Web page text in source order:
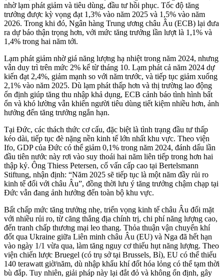
nhờ lạm phát giảm và tiêu dùng, đầu tư hồi phục. Tốc độ tăng
trưởng được kỳ vọng đạt 1,3% vào năm 2025 và 1,5% vào năm
2026. Trong khi đó, Ngân hàng Trung ương châu Âu (ECB) lại đưa
ra dự báo thận trọng hơn, với mức tăng trưởng lần lượt là 1,1% và
1,4% trong hai năm tới.
Lạm phát giảm nhờ giá năng lượng hạ nhiệt trong năm 2024, nhưng
vẫn duy trì trên mức 2% kể từ tháng 10. Lạm phát cả năm 2024 dự
kiến đạt 2,4%, giảm mạnh so với năm trước, và tiếp tục giảm xuống
2,1% vào năm 2025. Dù lạm phát thấp hơn và thị trường lao động
ổn định giúp tăng thu nhập khả dụng, ECB cảnh báo tình hình bất
ổn và khó lường vẫn khiến người tiêu dùng tiết kiệm nhiều hơn, ảnh
hưởng đến tăng trưởng ngắn hạn.
Tại Đức, các thách thức cơ cấu, đặc biệt là tình trạng đầu tư thấp
kéo dài, tiếp tục đè nặng nền kinh tế lớn nhất khu vực. Theo viện
Ifo, GDP của Đức có thể giảm 0,1% trong năm 2024, đánh dấu lần
đầu tiên nước này rơi vào suy thoái hai năm liên tiếp trong hơn hai
thập kỷ. Ông Thiess Petersen, cố vấn cấp cao tại Bertelsmann
Stiftung, nhận định: “Năm 2025 sẽ tiếp tục là một năm đầy rủi ro
kinh tế đối với châu Âu”, đồng thời lưu ý tăng trưởng chậm chạp tại
Đức vẫn đang ảnh hưởng đến toàn bộ khu vực.
Bất chấp mức tăng trưởng nhẹ, triển vọng kinh tế châu Âu đối mặt
với nhiều rủi ro, từ căng thẳng địa chính trị, chi phí năng lượng cao,
đến tranh chấp thương mại leo thang. Thỏa thuận vận chuyển khí
đốt qua Ukraine giữa Liên minh châu Âu (EU) và Nga đã hết hạn
vào ngày 1/1 vừa qua, làm tăng nguy cơ thiếu hụt năng lượng. Theo
viện chiến lược Bruegel (có trụ sở tại Brussels, Bỉ), EU có thể thiếu
140 terawatt giờ/năm, dù nhập khẩu khí đốt hóa lỏng có thể tạm thời
bù đắp. Tuy nhiên, giải pháp này lại đắt đỏ và không ổn định, gây